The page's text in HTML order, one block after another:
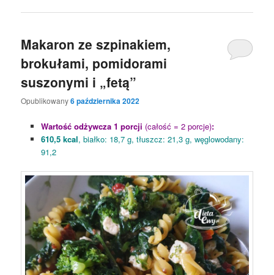
Makaron ze szpinakiem,
brokułami, pomidorami
suszonymi i „fetą”
Opublikowany6 października 2022
Wartość odżywcza 1 porcji (całość = 2 porcje):
610,5 kcal, białko: 18,7 g, tłuszcz: 21,3 g, węglowodany:
91,2